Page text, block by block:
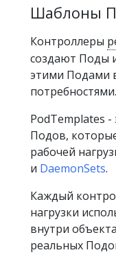
Шаблоны
Контроллеры
создают Поды
этими Подами
потребностями.
PodTemplates -
Подов,
рабочей
и DaemonSets.
Каждый
нагрузки
внутри
реальных